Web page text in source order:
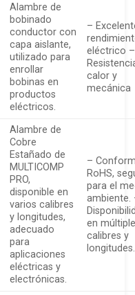
Alambre de
bobinado
conductor con
capa aislante,
utilizado para
enrollar
bobinas en
productos
eléctricos.
–
eléctrico –
calor y
mecánica
Alambre de
Cobre
Estañado de
MULTICOMP
PRO,
disponible en
varios calibres
y longitudes,
adecuado
para
aplicaciones
eléctricas y
electrónicas.
–
RoHS,
para el
ambiente.
en
calibres y
longitudes.